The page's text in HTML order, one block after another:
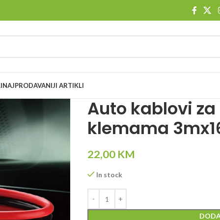
NAJPRODAVANIJI ARTIKLI
Auto kablovi
klemama
22,00 KM
In stock